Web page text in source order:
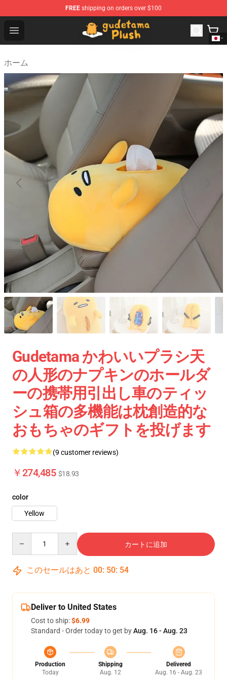
FREE shipping on orders over $100
Open menu
Gudetama Plush Shop - The Best Store of Gudetama
ホーム
Gudetama かわいいプラシ天
の人形のナプキンのホールダ
ーの携帯用引出し車のティッ
シュ箱の多機能は枕創造的な
おもちゃのギフトを投げます
(9 customer reviews)
￥274,485 $18.93
color
Yellow
カートに追加
このセールはあと 00: 50: 52
Deliver to United States
Cost to ship:$6.99
Standard - Order today to get byAug. 16 - Aug. 23
Production
Today
Shipping
Aug. 12
Delivered
Aug. 16 - Aug. 23